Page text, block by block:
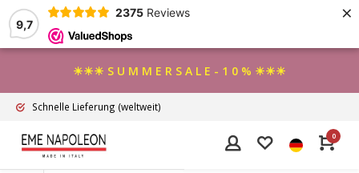
9,7
2375 Reviews ×
☀☀☀ S U M M E R S A L E - 1 0 % ☀☀☀
Schnelle Lieferung (weltweit)
0